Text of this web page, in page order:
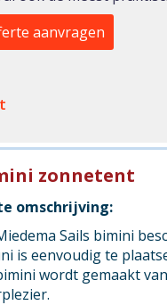
aanvragen
zonnetent
omschrijving:
Sails bimini
is eenvoudig te
wordt gemaakt